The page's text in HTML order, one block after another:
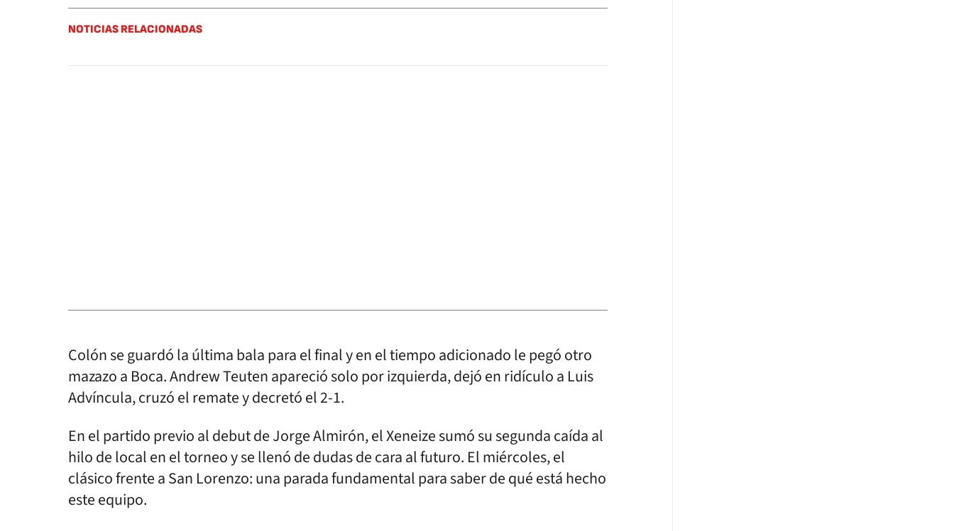
NOTICIAS RELACIONADAS
Colón se guardó la última bala para el final y en el tiempo adicionado le pegó otro
mazazo a Boca. Andrew Teuten apareció solo por izquierda, dejó en ridículo a Luis
Advíncula, cruzó el remate y decretó el 2-1.
En el partido previo al debut de Jorge Almirón, el Xeneize sumó su segunda caída al
hilo de local en el torneo y se llenó de dudas de cara al futuro. El miércoles, el
clásico frente a San Lorenzo: una parada fundamental para saber de qué está hecho
este equipo.